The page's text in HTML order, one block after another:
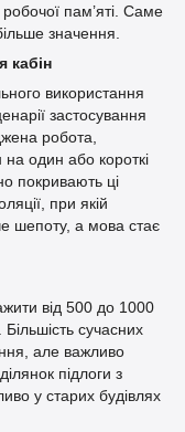
робочої пам’яті. Саме
значення.
кабін
використання
застосування
робота,
на один або короткі
покривають ці
при якій
шепоту, а мова стає
від 500 до 1000
сучасних
але важливо
підлоги з
у старих будівлях